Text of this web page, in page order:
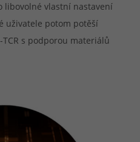
libovolné vlastní nastavení
uživatele potom potěší
s podporou materiálů